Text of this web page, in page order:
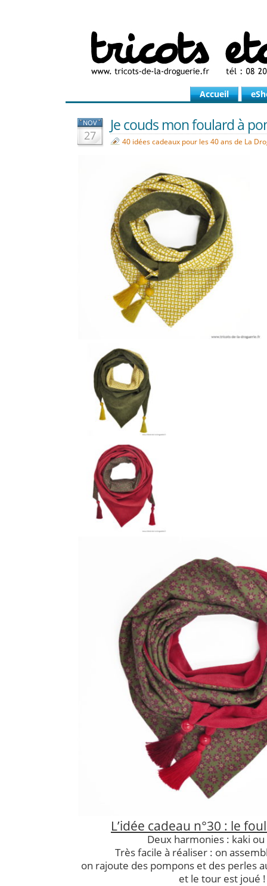
Accueil
NOV
27
Je couds mon foulard à
40 idées cadeaux pour les 40 ans de La
L’idée cadeau n°30 : le
Deux harmonies : kaki
Très facile à réaliser : on
on rajoute des pompons et des perles
et le tour est joué !